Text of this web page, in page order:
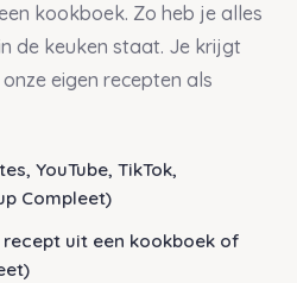
kookboek. Zo heb je alles
de keuken staat. Je krijgt
eigen recepten als
YouTube, TikTok,
Compleet)
uit een kookboek of